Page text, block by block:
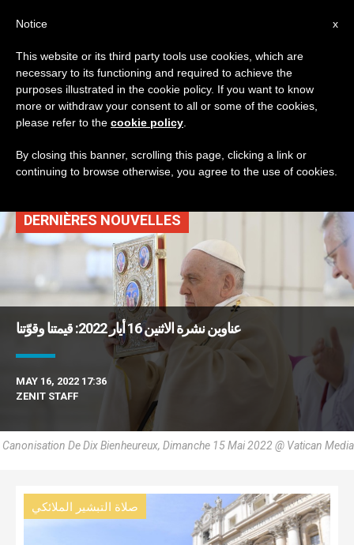
TAG
Posts Tagged
‘قدّيسون جدد’
DERNIÈRES NOUVELLES
عناوين نشرة الاثنين 16 أيار 2022: قيمتنا وقوّتنا
MAY 16, 2022 17:36
ZENIT STAFF
Canonisation De Dix Bienheureux, Dimanche 15 Mai 2022 @ Vatican Media
صلاة التبشير الملائكي
x
Notice
This website or its third party tools use cookies, which are
necessary to its functioning and required to achieve the
purposes illustrated in the cookie policy. If you want to know
more or withdraw your consent to all or some of the cookies,
please refer to the cookie policy
By closing this banner, scrolling this page, clicking a link or
continuing to browse otherwise, you agree to the use of cookies.